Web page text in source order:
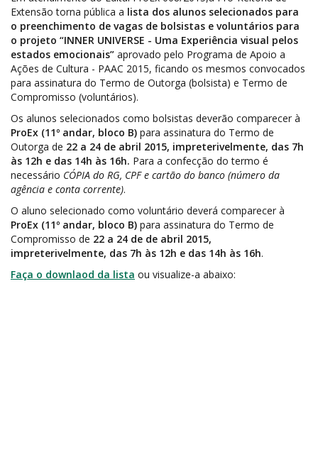
Extensão torna pública a lista dos alunos selecionados para
o preenchimento de vagas de bolsistas e voluntários para
o projeto “INNER UNIVERSE - Uma Experiência visual pelos
estados emocionais” aprovado pelo Programa de Apoio a
Ações de Cultura - PAAC 2015, ficando os mesmos convocados
para assinatura do Termo de Outorga (bolsista) e Termo de
Compromisso (voluntários).
Os alunos selecionados como bolsistas deverão comparecer à
ProEx (11º andar, bloco B) para assinatura do Termo de
Outorga de 22 a 24 de abril 2015, impreterivelmente, das 7h
às 12h e das 14h às 16h. Para a confecção do termo é
necessário CÓPIA do RG, CPF e cartão do banco (número da
agência e conta corrente).
O aluno selecionado como voluntário deverá comparecer à
ProEx (11º andar, bloco B) para assinatura do Termo de
Compromisso de 22 a 24 de de abril 2015,
impreterivelmente, das 7h às 12h e das 14h às 16h.
Faça o downlaod da lista ou visualize-a abaixo: